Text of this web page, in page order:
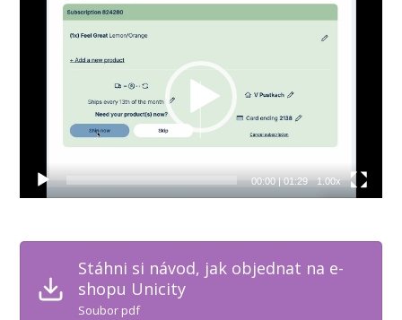
přehrávač
00:00|01:29 1.00x
Stáhni si návod, jak objednat na e-
shopu Unicity
Soubor pdf